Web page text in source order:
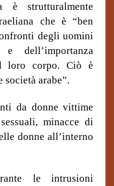
è strutturalmente
che è “ben
degli uomini
dell’importanza
loro corpo.Ciò è
arabe”.
da donne vittime
minacce di
donne all’interno
le intrusioni